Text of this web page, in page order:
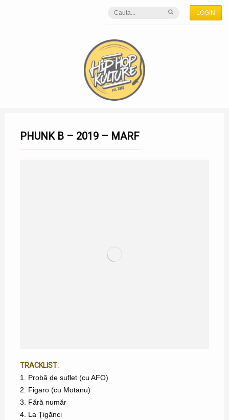
LOGIN
PHUNK B – 2019 – MARF
TRACKLIST:
1. Probă de suflet (cu AFO)
2. Figaro (cu Motanu)
3. Fără număr
4. La Țigănci